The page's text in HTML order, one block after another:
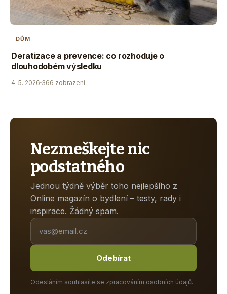
DŮM
Deratizace a prevence: co rozhoduje o
dlouhodobém výsledku
4. 5. 2026 366 zobrazení
Nezmeškejte nic
podstatného
Jednou týdně výběr toho nejlepšího z
Online magazín o bydlení – testy, rady i
inspirace. Žádný spam.
Odebírat
Odesláním souhlasíte se zpracováním osobních údajů.